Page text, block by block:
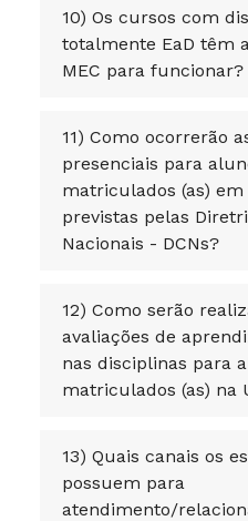
10) Os cursos com
totalmente EaD têm
MEC para funcionar?
11) Como ocorrerão
presenciais para
matriculados (as) em
previstas pelas
Nacionais - DCNs?
12) Como serão
avaliações de
nas disciplinas para
matriculados (as) na
13) Quais canais os
possuem para
atendimento/